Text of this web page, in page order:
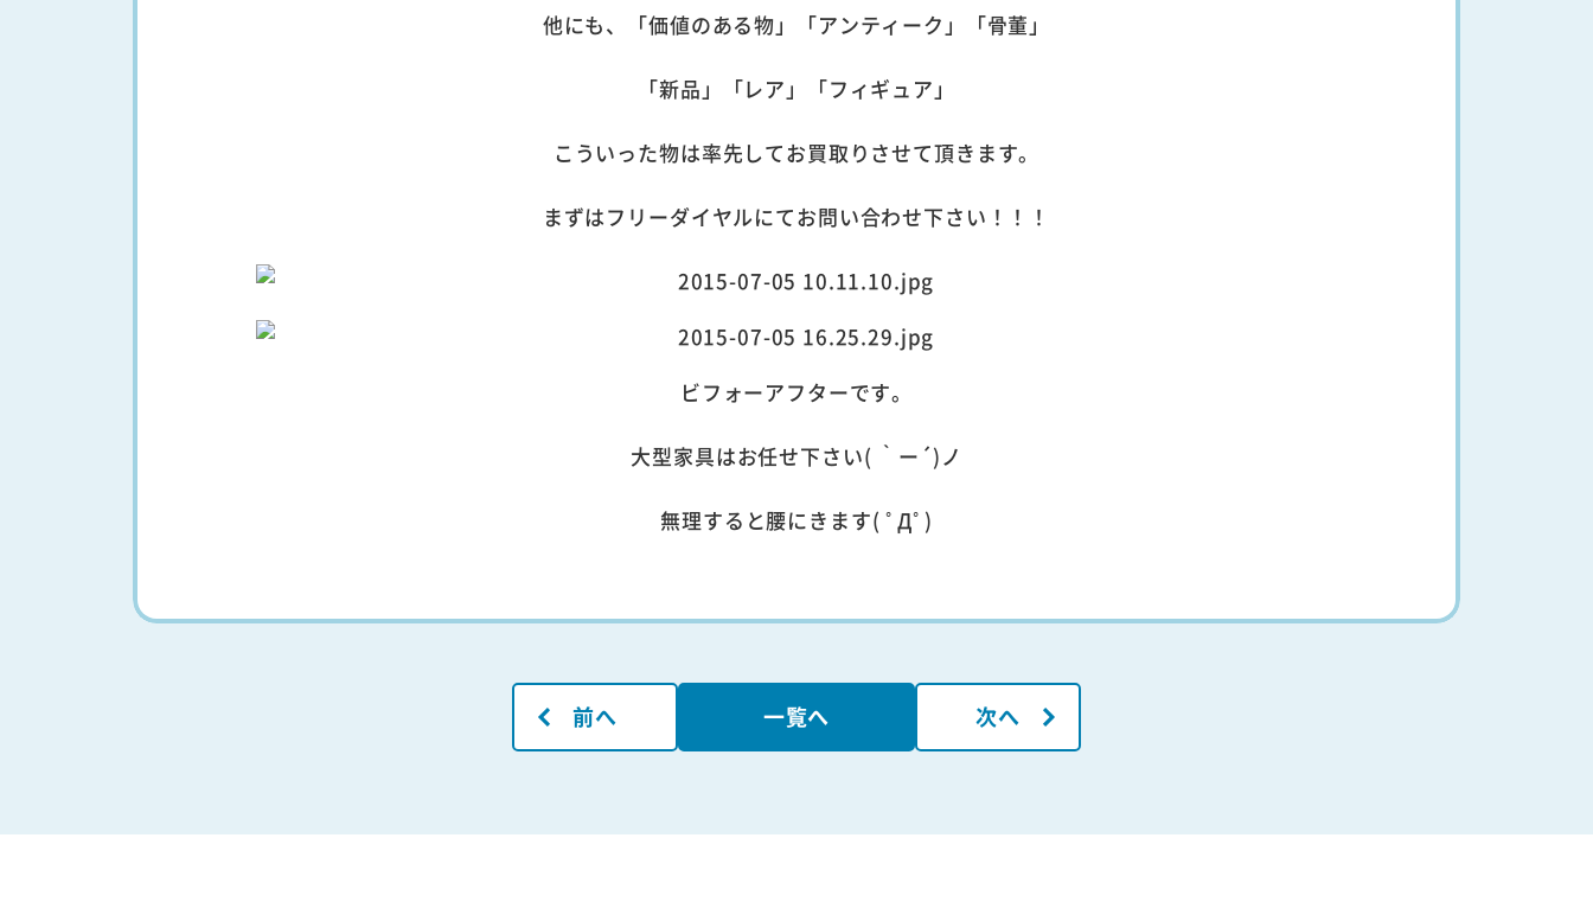
他にも、「価値のある物」「アンティーク」「骨董」
「新品」「レア」「フィギュア」
こういった物は率先してお買取りさせて頂きます。
まずはフリーダイヤルにてお問い合わせ下さい！！！
ビフォーアフターです。
大型家具はお任せ下さい( ｀ー´)ノ
無理すると腰にきます( ﾟДﾟ)
前へ 一覧へ 次へ